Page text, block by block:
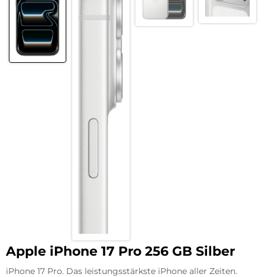
Apple iPhone 17 Pro 256 GB Silber
iPhone 17 Pro. Das leistungsstärkste iPhone aller Zeiten.